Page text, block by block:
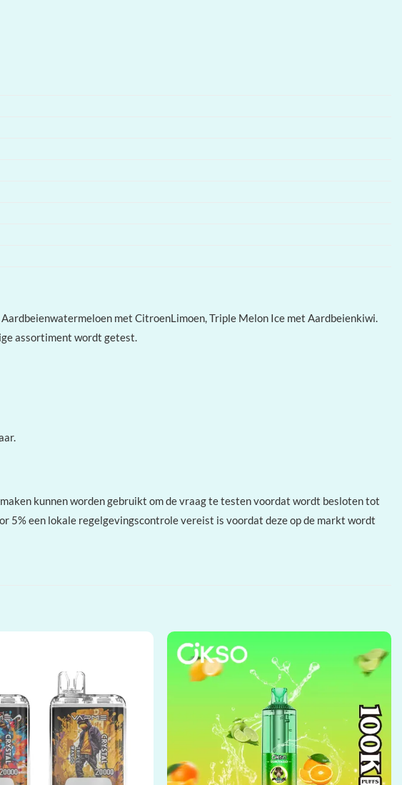
met CitroenLimoen, Triple Melon Ice met Aardbeienkiwi.
assortiment wordt getest.
kunnen worden gebruikt om de vraag te testen voordat wordt besloten tot
5% een lokale regelgevingscontrole vereist is voordat deze op de markt wordt